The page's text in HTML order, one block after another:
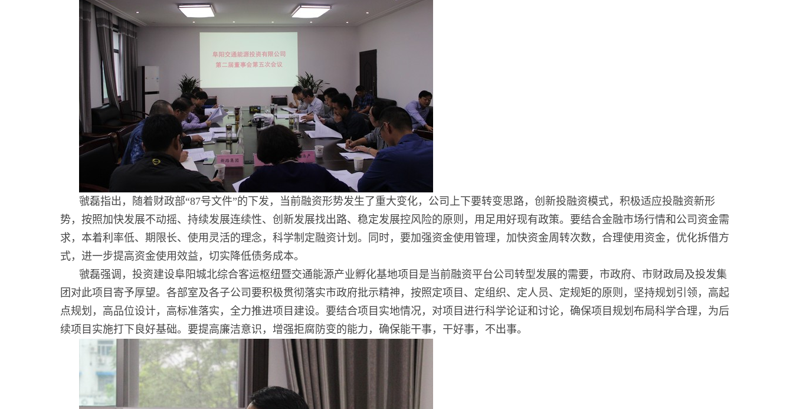
虢磊指出，随着财政部“87号文件”的下发，当前融资形势发生了重大变化，公司上下要转变思路，创新投融资模式，积极适应投融资新形
势，按照加快发展不动摇、持续发展连续性、创新发展找出路、稳定发展控风险的原则，用足用好现有政策。要结合金融市场行情和公司资金需
求，本着利率低、期限长、使用灵活的理念，科学制定融资计划。同时，要加强资金使用管理，加快资金周转次数，合理使用资金，优化拆借方
式，进一步提高资金使用效益，切实降低债务成本。
虢磊强调，投资建设阜阳城北综合客运枢纽暨交通能源产业孵化基地项目是当前融资平台公司转型发展的需要，市政府、市财政局及投发集
团对此项目寄予厚望。各部室及各子公司要积极贯彻落实市政府批示精神，按照定项目、定组织、定人员、定规矩的原则，坚持规划引领，高起
点规划，高品位设计，高标准落实，全力推进项目建设。要结合项目实地情况，对项目进行科学论证和讨论，确保项目规划布局科学合理，为后
续项目实施打下良好基础。要提高廉洁意识，增强拒腐防变的能力，确保能干事，干好事，不出事。